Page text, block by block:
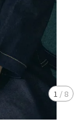
1 / 8